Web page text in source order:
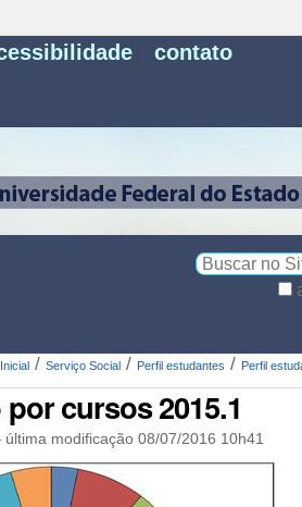
contato
/ Serviço Social / Perfil estudantes / Perfil
cursos 2015.1
última modificação08/07/2016 10h41